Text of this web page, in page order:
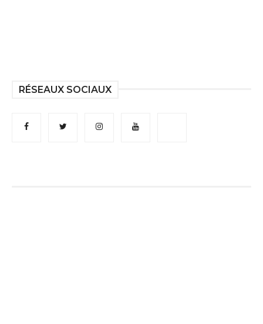
RÉSEAUX SOCIAUX